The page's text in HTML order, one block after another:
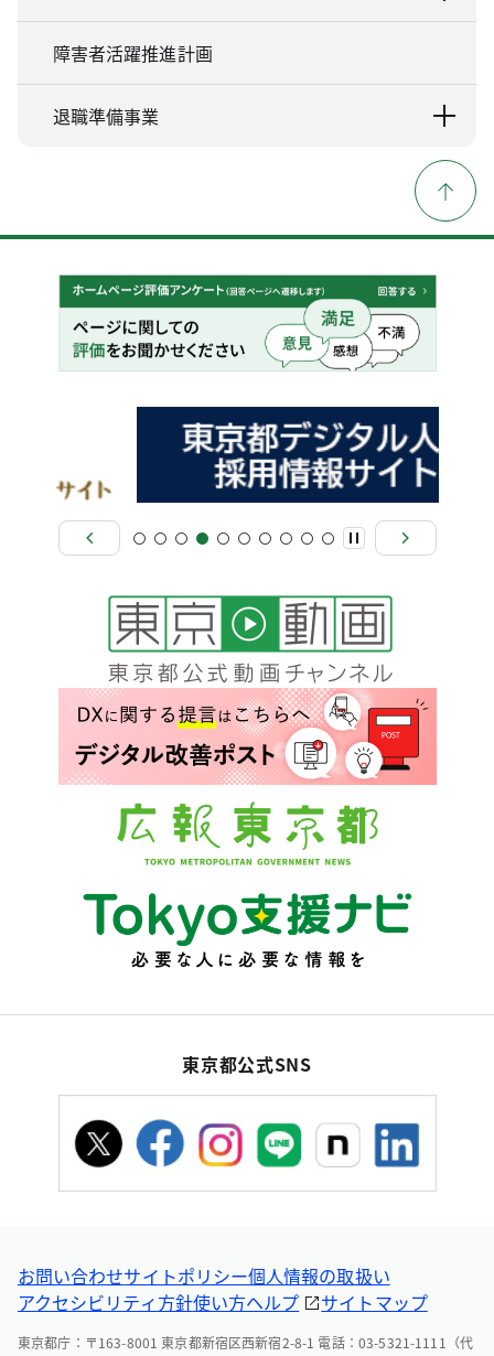
障害者活躍推進計画
退職準備事業
東京都公式SNS
お問い合わせサイトポリシー個人情報の取扱い
アクセシビリティ方針使い方ヘルプ サイトマップ
東京都庁：〒163-8001 東京都新宿区西新宿2-8-1 電話：03-5321-1111（代